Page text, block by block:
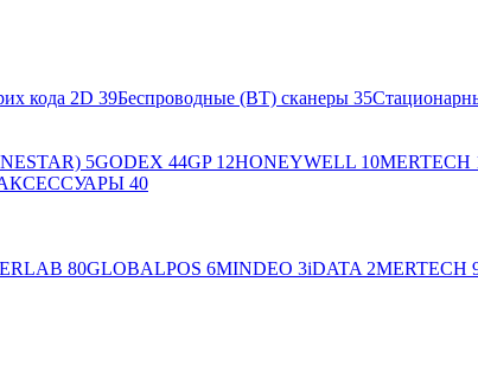
кода 2D 39Беспроводные (BT) сканеры 35
5GODEX 44GP12HONEYWELL 10MERTECH
40
80GLOBALPOS 6MINDEO 3iDATA 2MERTECH